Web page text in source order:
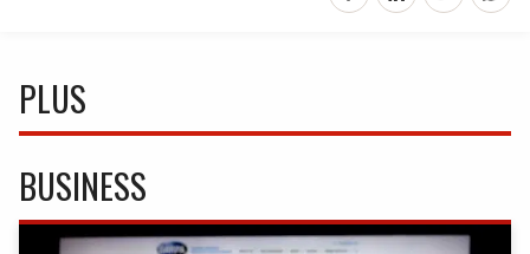
PLUS
BUSINESS